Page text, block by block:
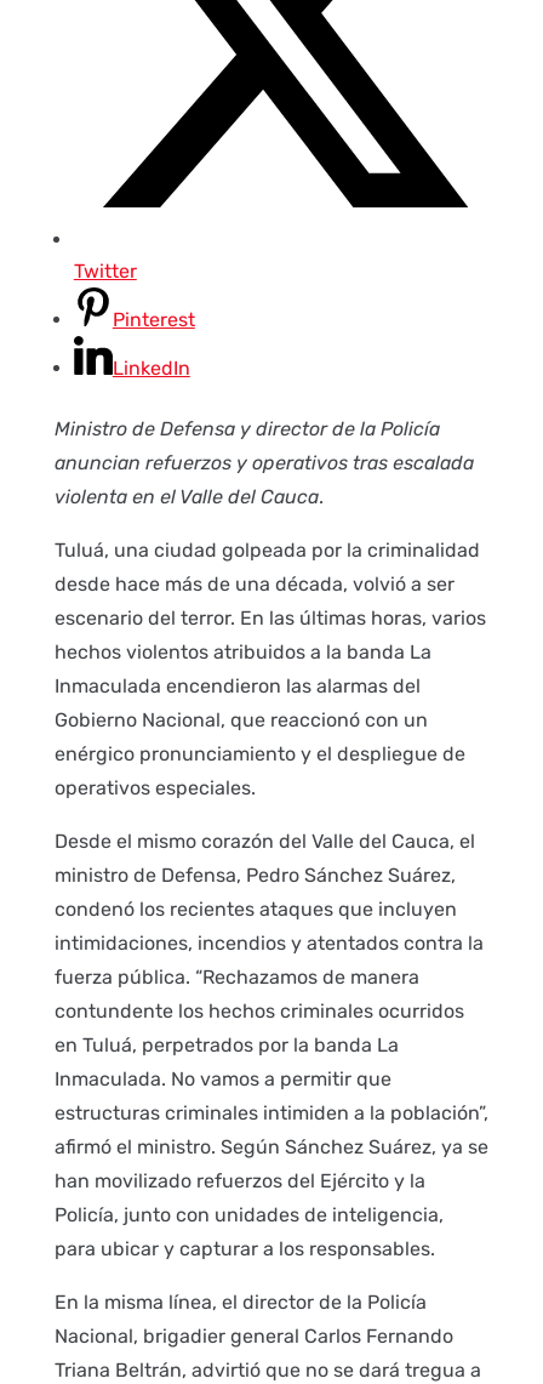
Twitter
Pinterest
LinkedIn
Ministro de Defensa y director de la Policía
anuncian refuerzos y operativos tras escalada
violenta en el Valle del Cauca.
Tuluá, una ciudad golpeada por la criminalidad
desde hace más de una década, volvió a ser
escenario del terror. En las últimas horas, varios
hechos violentos atribuidos a la banda La
Inmaculada encendieron las alarmas del
Gobierno Nacional, que reaccionó con un
enérgico pronunciamiento y el despliegue de
operativos especiales.
Desde el mismo corazón del Valle del Cauca, el
ministro de Defensa, Pedro Sánchez Suárez,
condenó los recientes ataques que incluyen
intimidaciones, incendios y atentados contra la
fuerza pública. “Rechazamos de manera
contundente los hechos criminales ocurridos
en Tuluá, perpetrados por la banda La
Inmaculada. No vamos a permitir que
estructuras criminales intimiden a la población”,
afirmó el ministro. Según Sánchez Suárez, ya se
han movilizado refuerzos del Ejército y la
Policía, junto con unidades de inteligencia,
para ubicar y capturar a los responsables.
En la misma línea, el director de la Policía
Nacional, brigadier general Carlos Fernando
Triana Beltrán, advirtió que no se dará tregua a